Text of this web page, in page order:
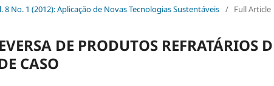
8 No. 1 (2012): Aplicação de Novas Tecnologias Sustentáveis / Full Article
DE PRODUTOS REFRATÁRIOS
CASO